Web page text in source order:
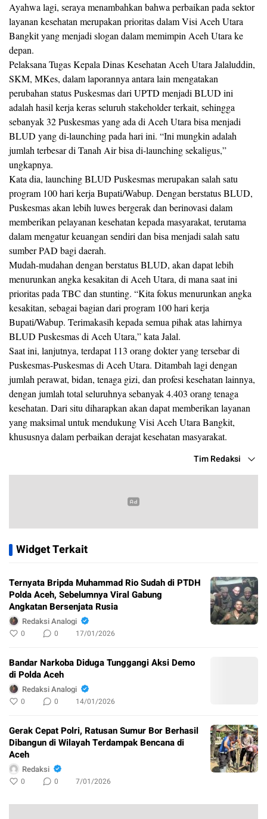
Ayahwa lagi, seraya menambahkan bahwa perbaikan pada sektor
layanan kesehatan merupakan prioritas dalam Visi Aceh Utara
Bangkit yang menjadi slogan dalam memimpin Aceh Utara ke
depan.
Pelaksana Tugas Kepala Dinas Kesehatan Aceh Utara Jalaluddin,
SKM, MKes, dalam laporannya antara lain mengatakan
perubahan status Puskesmas dari UPTD menjadi BLUD ini
adalah hasil kerja keras seluruh stakeholder terkait, sehingga
sebanyak 32 Puskesmas yang ada di Aceh Utara bisa menjadi
BLUD yang di-launching pada hari ini. “Ini mungkin adalah
jumlah terbesar di Tanah Air bisa di-launching sekaligus,”
ungkapnya.
Kata dia, launching BLUD Puskesmas merupakan salah satu
program 100 hari kerja Bupati/Wabup. Dengan berstatus BLUD,
Puskesmas akan lebih luwes bergerak dan berinovasi dalam
memberikan pelayanan kesehatan kepada masyarakat, terutama
dalam mengatur keuangan sendiri dan bisa menjadi salah satu
sumber PAD bagi daerah.
Mudah-mudahan dengan berstatus BLUD, akan dapat lebih
menurunkan angka kesakitan di Aceh Utara, di mana saat ini
prioritas pada TBC dan stunting. “Kita fokus menurunkan angka
kesakitan, sebagai bagian dari program 100 hari kerja
Bupati/Wabup. Terimakasih kepada semua pihak atas lahirnya
BLUD Puskesmas di Aceh Utara,” kata Jalal.
Saat ini, lanjutnya, terdapat 113 orang dokter yang tersebar di
Puskesmas-Puskesmas di Aceh Utara. Ditambah lagi dengan
jumlah perawat, bidan, tenaga gizi, dan profesi kesehatan lainnya,
dengan jumlah total seluruhnya sebanyak 4.403 orang tenaga
kesehatan. Dari situ diharapkan akan dapat memberikan layanan
yang maksimal untuk mendukung Visi Aceh Utara Bangkit,
khususnya dalam perbaikan derajat kesehatan masyarakat.
Tim Redaksi
Widget Terkait
Ternyata Bripda Muhammad Rio Sudah di PTDH
Polda Aceh, Sebelumnya Viral Gabung
Angkatan Bersenjata Rusia
Redaksi Analogi
0 0 17/01/2026
Bandar Narkoba Diduga Tunggangi Aksi Demo
di Polda Aceh
Redaksi Analogi
0 0 14/01/2026
Gerak Cepat Polri, Ratusan Sumur Bor Berhasil
Dibangun di Wilayah Terdampak Bencana di
Aceh
Redaksi
0 0 7/01/2026